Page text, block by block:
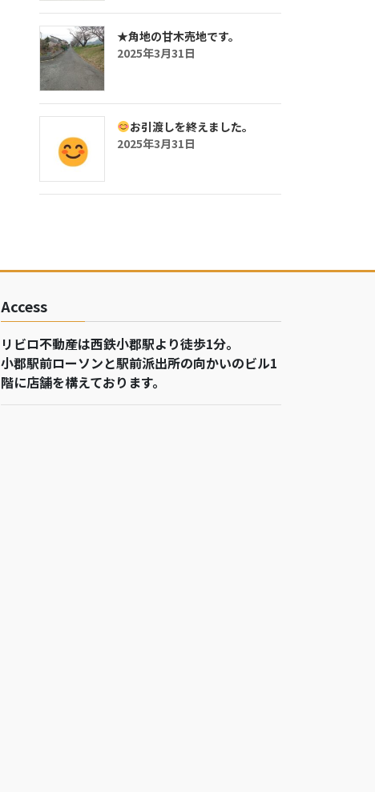
★角地の甘木売地です。
2025年3月31日
お引渡しを終えました。
2025年3月31日
Access
リビロ不動産は西鉄小郡駅より徒歩1分。
小郡駅前ローソンと駅前派出所の向かいのビル1
階に店舗を構えております。